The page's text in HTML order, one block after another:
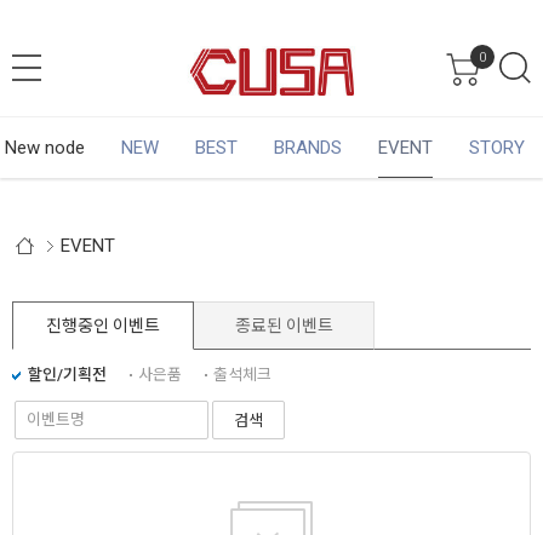
0
New node NEW BEST BRANDS EVENT STORY
EVENT
진행중인 이벤트 종료된 이벤트
할인/기획전 사은품 출석체크
검색